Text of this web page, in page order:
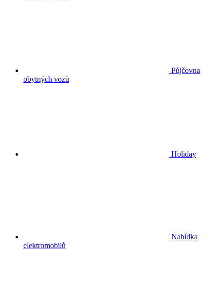
Půjčovna
obytných vozů
Holiday
Nabídka
elektromobilů